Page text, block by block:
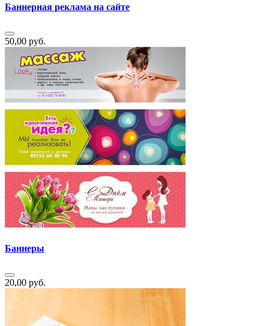
Баннерная реклама на сайте
50,00 руб.
Баннеры
20,00 руб.